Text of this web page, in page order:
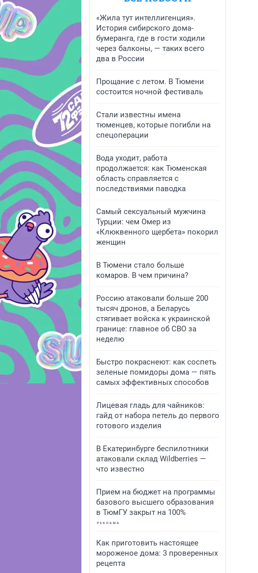
«Жила тут интеллигенция».
История сибирского дома-
бумеранга, где в гости ходили
через балконы, — таких всего
два в России
Прощание с летом. В Тюмени
состоится ночной фестиваль
Стали известны имена
тюменцев, которые погибли на
спецоперации
Вода уходит, работа
продолжается: как Тюменская
область справляется с
последствиями паводка
Самый сексуальный мужчина
Турции: чем Омер из
«Клюквенного щербета» покорил
женщин
В Тюмени стало больше
комаров. В чем причина?
Россию атаковали больше 200
тысяч дронов, а Беларусь
стягивает войска к украинской
границе: главное об СВО за
неделю
Быстро покраснеют: как соспеть
зеленые помидоры дома — пять
самых эффективных способов
Лицевая гладь для чайников:
гайд от набора петель до первого
готового изделия
В Екатеринбурге беспилотники
атаковали склад Wildberries —
что известно
Прием на бюджет на программы
базового высшего образования
в ТюмГУ закрыт на 100%
Как приготовить настоящее
мороженое дома: 3 проверенных
рецепта